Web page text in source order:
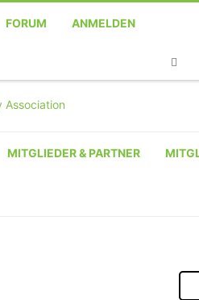
FORUM ANMELDEN
MITGLIEDER & PARTNER